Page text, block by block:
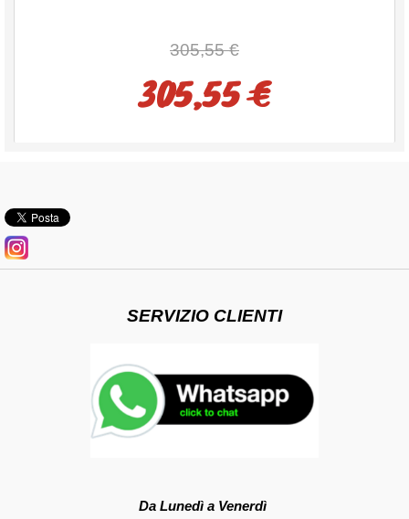
305,55 €
305,55 €
SERVIZIO CLIENTI
Da Lunedì a Venerdì